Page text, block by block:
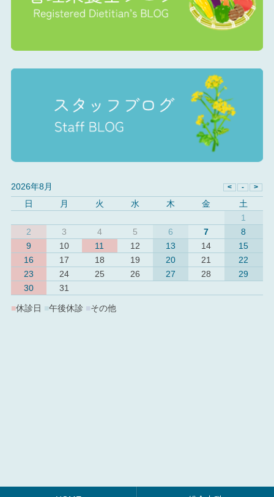
2026年8月
日
月 火 水 木 金
土
1
2
3 4 5 6 7
8
9
10 11 12 13 14
15
16
17 18 19 20 21
22
23
24 25 26 27 28
29
30
31
■休診日 ■午後休診 その他